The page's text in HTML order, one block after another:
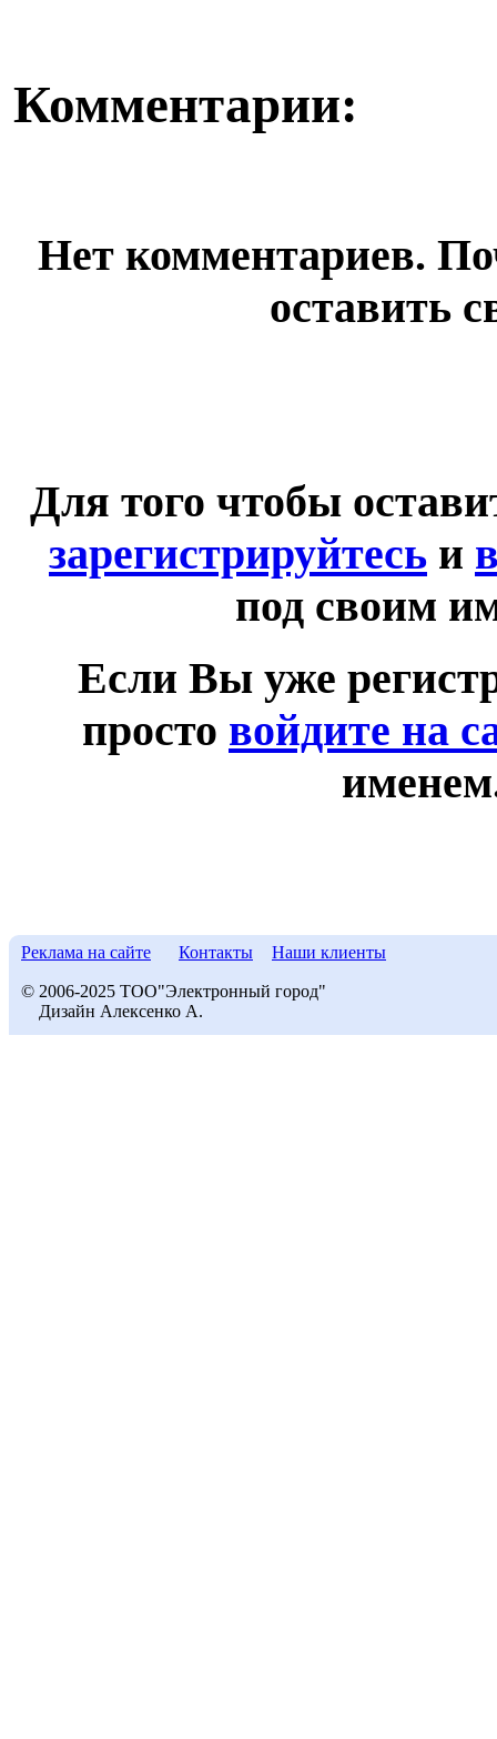
Комментарии:
Нет комментариев.
оставить
Для того чтобы
зарегистрируйтесь и
под своим
Если Вы уже
просто войдите на
Реклама на сайте Контакты Наши клиенты
© 2006-2025 ТОО"Электронный город"
Дизайн Алексенко А.